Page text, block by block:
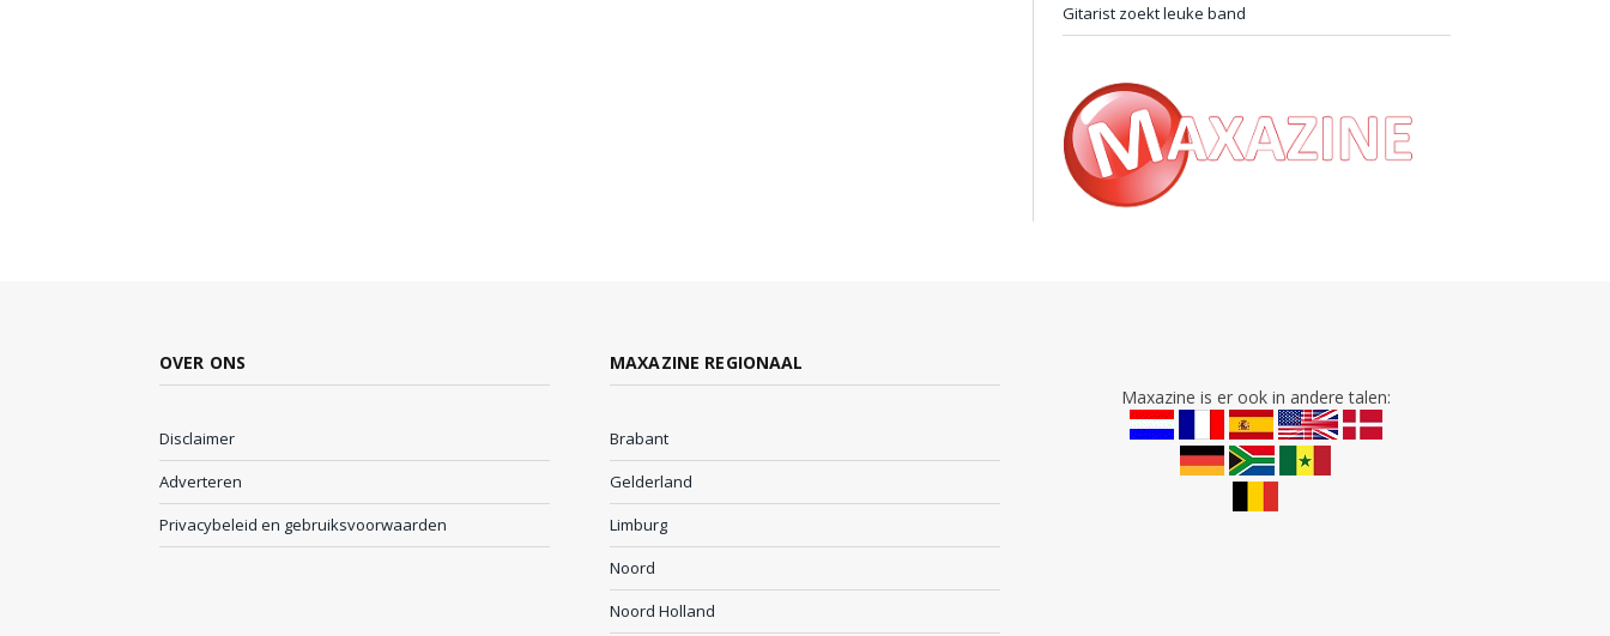
Gitarist zoekt leuke band
OVER ONS
Disclaimer
Adverteren
Privacybeleid en gebruiksvoorwaarden
MAXAZINE REGIONAAL
Brabant
Gelderland
Limburg
Noord
Noord Holland
Maxazine is er ook in andere talen: